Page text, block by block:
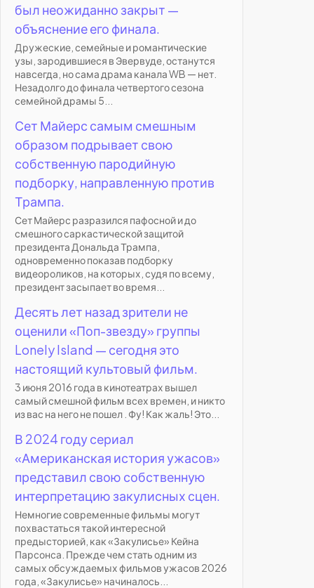
был неожиданно закрыт —
объяснение его финала.
Дружеские, семейные и романтические
узы, зародившиеся в Эвервуде, останутся
навсегда, но сама драма канала WB — нет.
Незадолго до финала четвертого сезона
семейной драмы 5...
Сет Майерс самым смешным
образом подрывает свою
собственную пародийную
подборку, направленную против
Трампа.
Сет Майерс разразился пафосной и до
смешного саркастической защитой
президента Дональда Трампа,
одновременно показав подборку
видеороликов, на которых, судя по всему,
президент засыпает во время...
Десять лет назад зрители не
оценили «Поп-звезду» группы
Lonely Island — сегодня это
настоящий культовый фильм.
3 июня 2016 года в кинотеатрах вышел
самый смешной фильм всех времен, и никто
из вас на него не пошел . Фу! Как жаль! Это...
В 2024 году сериал
«Американская история ужасов»
представил свою собственную
интерпретацию закулисных сцен.
Немногие современные фильмы могут
похвастаться такой интересной
предысторией, как «Закулисье» Кейна
Парсонса. Прежде чем стать одним из
самых обсуждаемых фильмов ужасов 2026
года, «Закулисье» начиналось...